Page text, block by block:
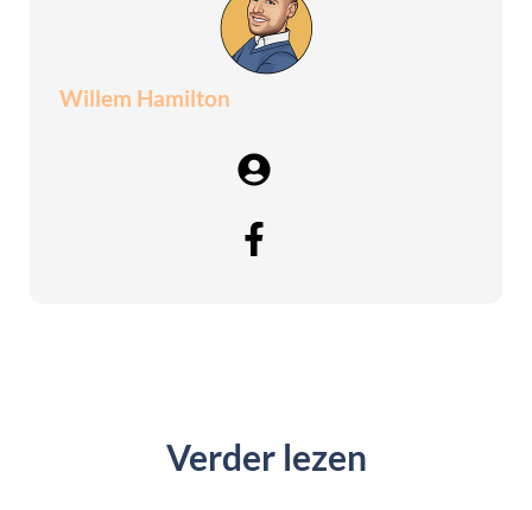
Willem Hamilton
Verder lezen